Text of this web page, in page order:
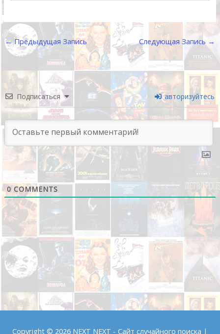
←Предыдущая Запись Следующая Запись →
Подписаться авторизуйтесь
0COMMENTS
Copyright © 2026 NEXT NEXT - Сайт случайного поиска |